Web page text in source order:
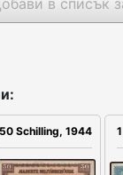
в списък
50 Schilling, 1944